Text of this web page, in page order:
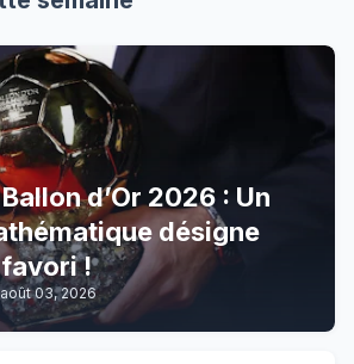
d’Or 2026 : Un
désigne
!
août 03, 2026